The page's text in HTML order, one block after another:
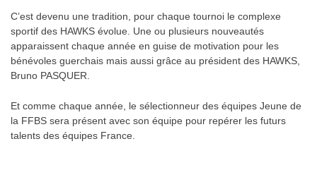
C’est devenu une tradition, pour chaque tournoi le complexe
sportif des HAWKS évolue. Une ou plusieurs nouveautés
apparaissent chaque année en guise de motivation pour les
bénévoles guerchais mais aussi grâce au président des HAWKS,
Bruno PASQUER.
Et comme chaque année, le sélectionneur des équipes Jeune de
la FFBS sera présent avec son équipe pour repérer les futurs
talents des équipes France.